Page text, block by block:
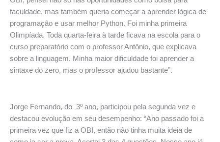
faculdade, mas também queria começar a aprender lógica de
programação e usar melhor Python. Foi minha primeira
Olimpíada. Toda quarta-feira à tarde ficava na escola para o
curso preparatório com o professor Antônio, que explicava
sobre a linguagem. Minha maior dificuldade foi aprender a
sintaxe do zero, mas o professor ajudou bastante”.
Jorge Fernando, do 3º ano, participou pela segunda vez e
destacou evolução em seu desempenho: “Ano passado foi a
primeira vez que fiz a OBI, então não tinha muita ideia de